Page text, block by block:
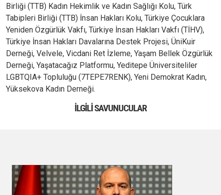
Birliği (TTB) Kadın Hekimlik ve Kadın Sağlığı Kolu, Türk
Tabipleri Birliği (TTB) İnsan Hakları Kolu, Türkiye Çocuklara
Yeniden Özgürlük Vakfı, Türkiye İnsan Hakları Vakfı (TİHV),
Türkiye İnsan Hakları Davalarına Destek Projesi, ÜniKuir
Derneği, Velvele, Vicdani Ret İzleme, Yaşam Bellek Özgürlük
Derneği, Yaşatacağız Platformu, Yeditepe Üniversiteliler
LGBTQIA+ Topluluğu (7TEPE7RENK), Yeni Demokrat Kadın,
Yüksekova Kadın Derneği.
İLGILI SAVUNUCULAR